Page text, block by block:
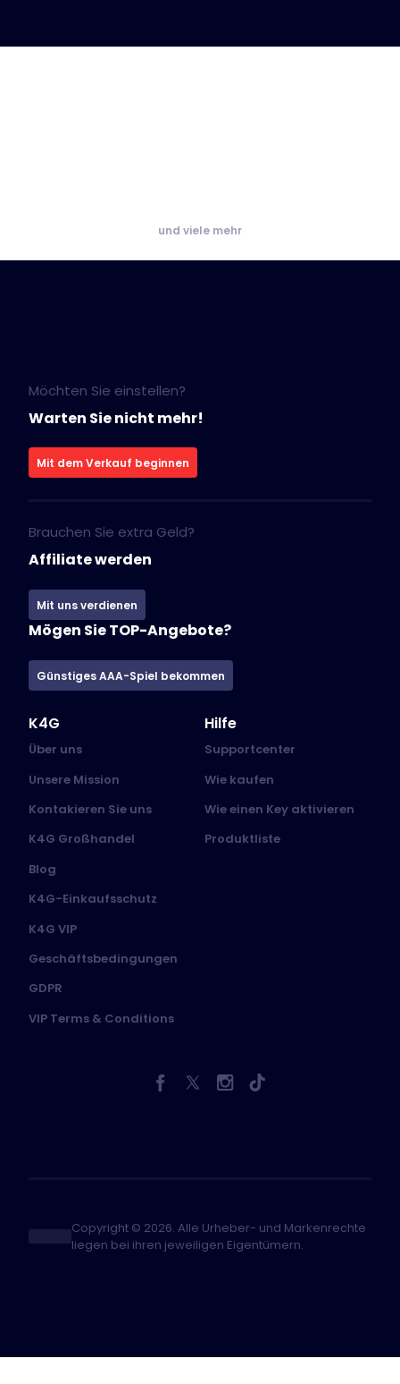
und viele mehr
Möchten Sie einstellen?
Warten Sie nicht mehr!
Mit dem Verkauf beginnen
Brauchen Sie extra Geld?
Affiliate werden
Mit uns verdienen
Mögen Sie TOP-Angebote?
Günstiges AAA-Spiel bekommen
K4G
Über uns
Unsere Mission
Kontakieren Sie uns
K4G Großhandel
Blog
K4G-Einkaufsschutz
K4G VIP
Geschäftsbedingungen
GDPR
VIP Terms & Conditions
Hilfe
Supportcenter
Wie kaufen
Wie einen Key aktivieren
Produktliste
Copyright © 2026. Alle Urheber- und Markenrechte
liegen bei ihren jeweiligen Eigentümern.